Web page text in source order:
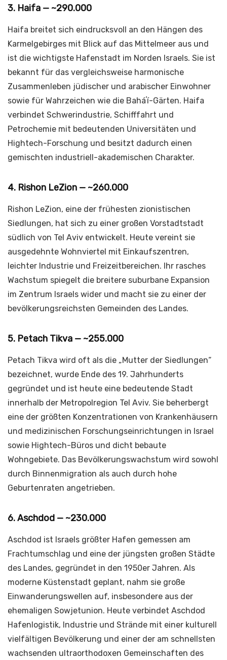
3. Haifa — ~290.000
Haifa breitet sich eindrucksvoll an den Hängen des
Karmelgebirges mit Blick auf das Mittelmeer aus und
ist die wichtigste Hafenstadt im Norden Israels. Sie ist
bekannt für das vergleichsweise harmonische
Zusammenleben jüdischer und arabischer Einwohner
sowie für Wahrzeichen wie die Baháʼí-Gärten. Haifa
verbindet Schwerindustrie, Schifffahrt und
Petrochemie mit bedeutenden Universitäten und
Hightech-Forschung und besitzt dadurch einen
gemischten industriell-akademischen Charakter.
4. Rishon LeZion — ~260.000
Rishon LeZion, eine der frühesten zionistischen
Siedlungen, hat sich zu einer großen Vorstadtstadt
südlich von Tel Aviv entwickelt. Heute vereint sie
ausgedehnte Wohnviertel mit Einkaufszentren,
leichter Industrie und Freizeitbereichen. Ihr rasches
Wachstum spiegelt die breitere suburbane Expansion
im Zentrum Israels wider und macht sie zu einer der
bevölkerungsreichsten Gemeinden des Landes.
5. Petach Tikva — ~255.000
Petach Tikva wird oft als die „Mutter der Siedlungen“
bezeichnet, wurde Ende des 19. Jahrhunderts
gegründet und ist heute eine bedeutende Stadt
innerhalb der Metropolregion Tel Aviv. Sie beherbergt
eine der größten Konzentrationen von Krankenhäusern
und medizinischen Forschungseinrichtungen in Israel
sowie Hightech-Büros und dicht bebaute
Wohngebiete. Das Bevölkerungswachstum wird sowohl
durch Binnenmigration als auch durch hohe
Geburtenraten angetrieben.
6. Aschdod — ~230.000
Aschdod ist Israels größter Hafen gemessen am
Frachtumschlag und eine der jüngsten großen Städte
des Landes, gegründet in den 1950er Jahren. Als
moderne Küstenstadt geplant, nahm sie große
Einwanderungswellen auf, insbesondere aus der
ehemaligen Sowjetunion. Heute verbindet Aschdod
Hafenlogistik, Industrie und Strände mit einer kulturell
vielfältigen Bevölkerung und einer der am schnellsten
wachsenden ultraorthodoxen Gemeinschaften des